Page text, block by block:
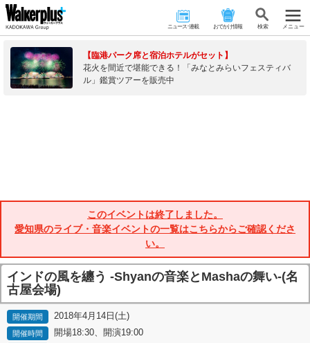
ニュース･連載 おでかけ情報 検 索 メニュー
【臨港パーク席と宿泊ホテルがセット】
花火を間近で堪能できる！「みなとみらいフェスティバ
ル」鑑賞ツアーを販売中
このイベントは終了しました。
愛知県のライブ・音楽イベントの一覧はこちらからご確認くださ
い。
インドの風を纏う -Shyanの音楽とMashaの舞い-(名
古屋会場)
開催期間 2018年4月14日(土)
開催時間 開場18:30、開演19:00